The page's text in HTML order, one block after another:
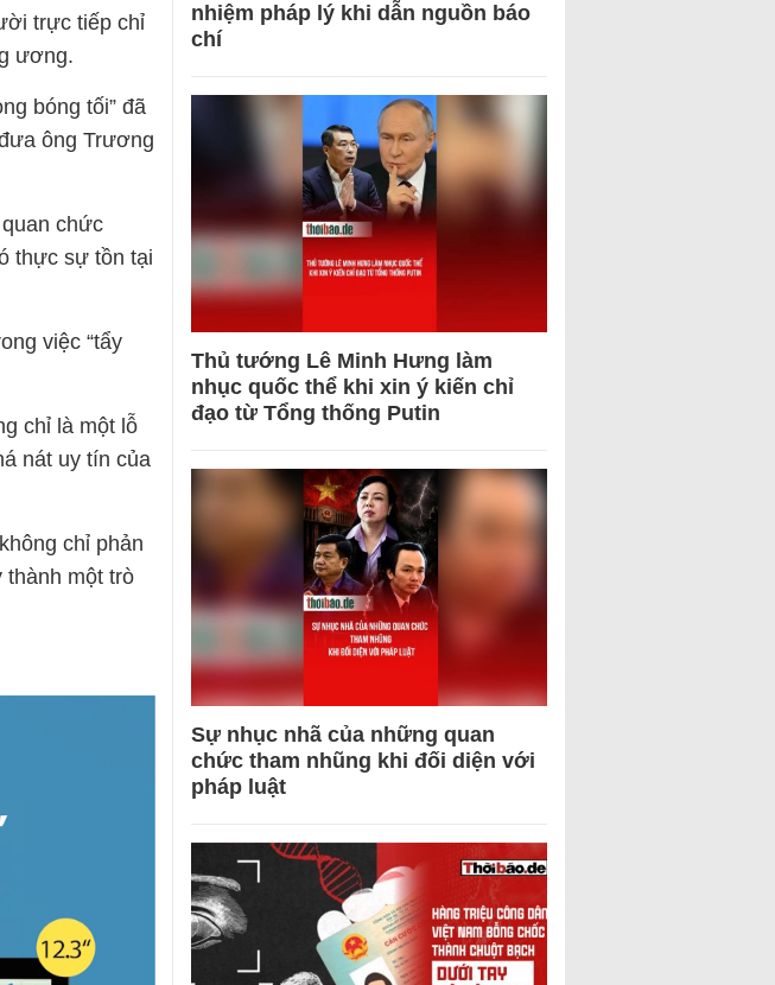
trực tiếp chỉ
ương.
bóng tối” đã
ông Trương
chức
thực sự tồn tại
việc “tẩy
chỉ là một lỗ
nát uy tín của
chỉ phản
thành một trò
nhiệm pháp lý khi dẫn nguồn báo
chí
Thủ tướng Lê Minh Hưng làm
nhục quốc thể khi xin ý kiến chỉ
đạo từ Tổng thống Putin
Sự nhục nhã của những quan
chức tham nhũng khi đối diện với
pháp luật